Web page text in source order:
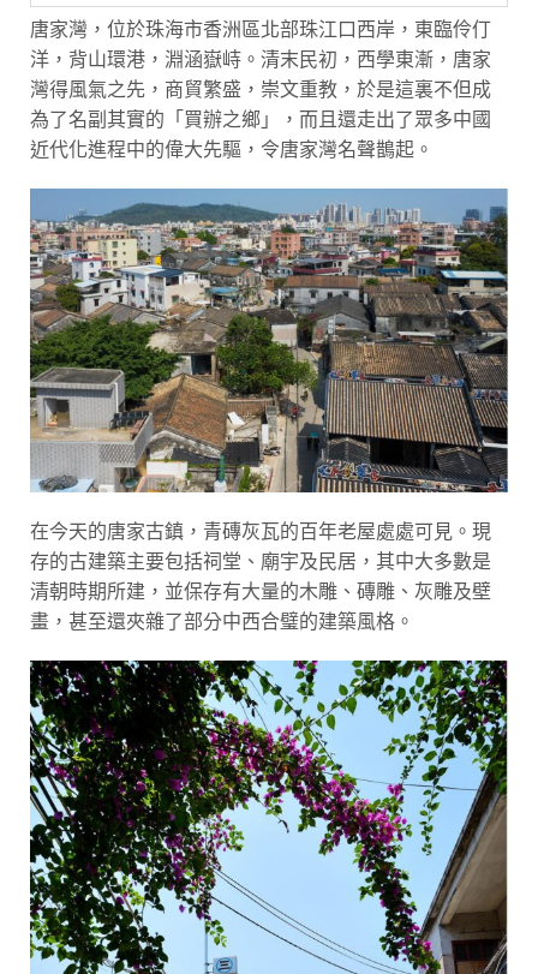
唐家灣，位於珠海市香洲區北部珠江口西岸，東臨伶仃
洋，背山環港，淵涵嶽峙。清末民初，西學東漸，唐家
灣得風氣之先，商貿繁盛，崇文重教，於是這裏不但成
為了名副其實的「買辦之鄉」，而且還走出了眾多中國
近代化進程中的偉大先驅，令唐家灣名聲鵲起。
在今天的唐家古鎮，青磚灰瓦的百年老屋處處可見。現
存的古建築主要包括祠堂、廟宇及民居，其中大多數是
清朝時期所建，並保存有大量的木雕、磚雕、灰雕及壁
畫，甚至還夾雜了部分中西合璧的建築風格。